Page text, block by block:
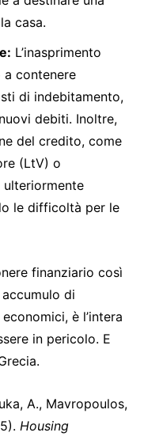
casa.
L’inasprimento
contenere
di indebitamento,
debiti. Inoltre,
del credito, come
(LtV) o
le difficoltà per le
finanziario così
di
è l’intera
in pericolo. E
A., Mavropoulos,
Housing